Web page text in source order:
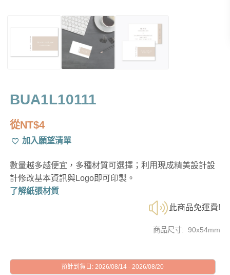
BUA1L10111
從NT$4
加入願望清單
數量越多越便宜，多種材質可選擇；利用現成精美設計設
計修改基本資訊與Logo即可印製。
了解紙張材質
此商品免運費!
商品尺寸: 90x54mm
預計到貨日: 2026/08/14 - 2026/08/20